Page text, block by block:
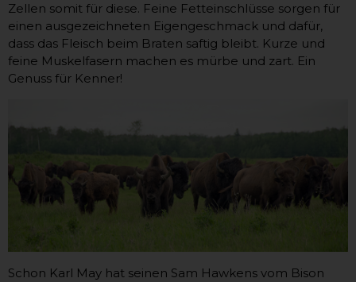
Zellen somit für diese. Feine Fetteinschlüsse sorgen für
einen ausgezeichneten Eigengeschmack und dafür,
dass das Fleisch beim Braten saftig bleibt. Kurze und
feine Muskelfasern machen es mürbe und zart. Ein
Genuss für Kenner!
Schon Karl May hat seinen Sam Hawkens vom Bison